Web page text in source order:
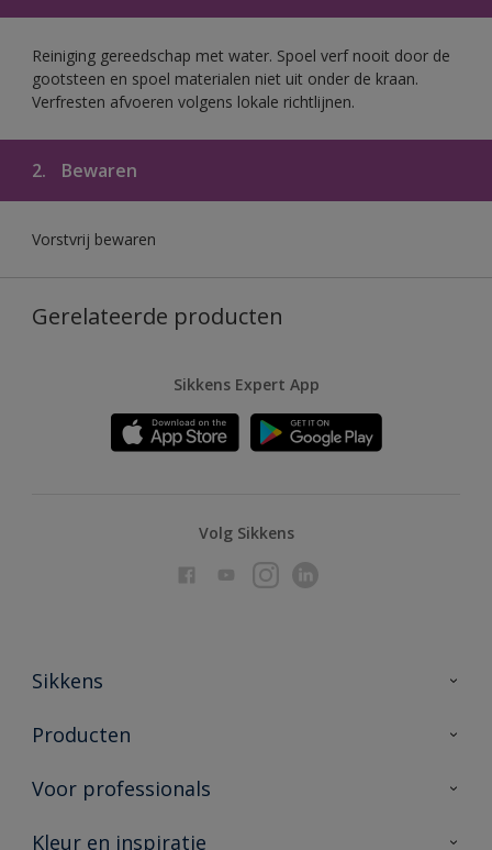
Reiniging gereedschap met water. Spoel verf nooit door de
gootsteen en spoel materialen niet uit onder de kraan.
Verfresten afvoeren volgens lokale richtlijnen.
2. Bewaren
Vorstvrij bewaren
Gerelateerde producten
Sikkens Expert App
Volg Sikkens
Sikkens
Over Sikkens
Duurzaamheid
Producten
Producten voor binnen
Voor professionals
Advies & service
Kleur en inspiratie